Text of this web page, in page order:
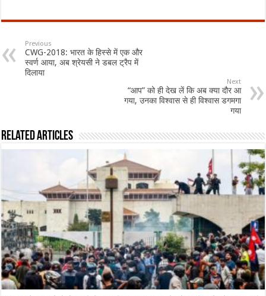
Previous
CWG-2018: भारत के हिस्से में एक और
स्वर्ण आया, अब श्रेयसी ने डबल ट्रैप में
दिलाया
Next
“आप” को ही देख लें कि अब क्या दौर आ
गया, उनका विश्वास से ही विश्वास डगमगा
गया
Related Articles